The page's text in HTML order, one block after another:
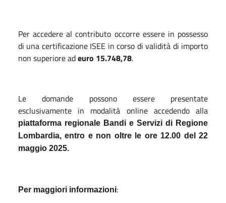
Per accedere al contributo occorre essere in possesso
di una certificazione ISEE in corso di validità di importo
non superiore adeuro 15.748,78.
Le domande possono essere presentate
esclusivamente in modalità online accedendo alla
piattaforma regionale Bandi e Servizi di Regione
Lombardia, entro e non oltre le ore 12.00 del 22
maggio 2025.
Per maggiori informazioni: